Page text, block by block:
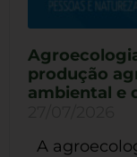
produção
ambiental e
A